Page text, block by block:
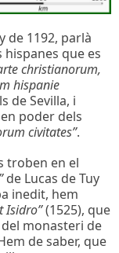
de 1192, parlà
que es
christianorum,
hispanie
de Sevilla, i
poder dels
civitates”.
troben en el
de Lucas de Tuy
inedit, hem
Isidro”(1525), que
monasteri de
de saber, que